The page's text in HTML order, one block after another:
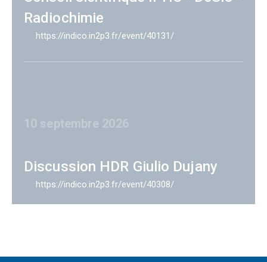
Radiochimie
https://indico.in2p3.fr/event/40131/
10 septembre 2026
Discussion HDR Giulio Dujany
https://indico.in2p3.fr/event/40308/